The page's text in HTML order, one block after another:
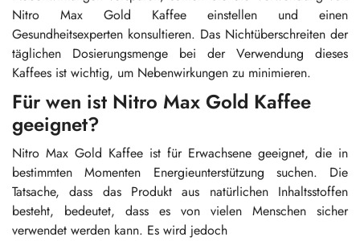
Nitro Max Gold Kaffee einstellen und einen
Gesundheitsexperten konsultieren. Das Nichtüberschreiten der
täglichen Dosierungsmenge bei der Verwendung dieses
Kaffees ist wichtig, um Nebenwirkungen zu minimieren.
Für wen ist Nitro Max Gold Kaffee
geeignet?
Nitro Max Gold Kaffee ist für Erwachsene geeignet, die in
bestimmten Momenten Energieunterstützung suchen. Die
Tatsache, dass das Produkt aus natürlichen Inhaltsstoffen
besteht, bedeutet, dass es von vielen Menschen sicher
verwendet werden kann. Es wird jedoch